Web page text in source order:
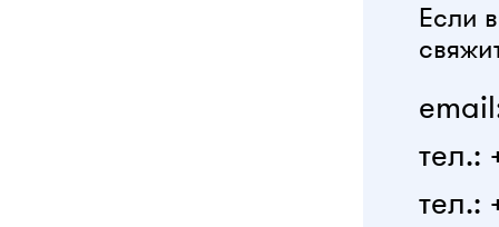
Если
тел.:
тел.: